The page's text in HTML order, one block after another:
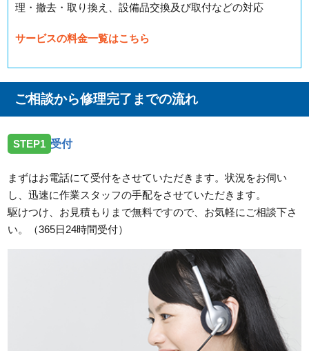
理・撤去・取り換え、設備品交換及び取付などの対応
サービスの料金一覧はこちら
ご相談から修理完了までの流れ
STEP1 受付
まずはお電話にて受付をさせていただきます。状況をお伺い
し、迅速に作業スタッフの手配をさせていただきます。
駆けつけ、お見積もりまで無料ですので、お気軽にご相談下さ
い。（365日24時間受付）